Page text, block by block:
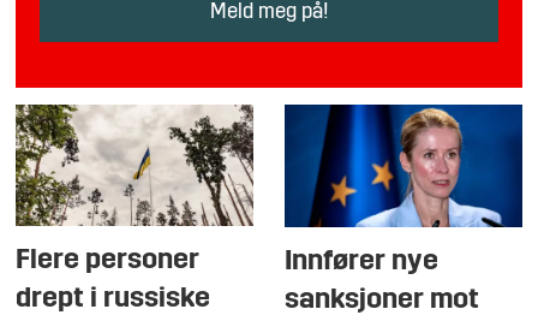
Flere personer
drept i russiske
Innfører nye
sanksjoner mot